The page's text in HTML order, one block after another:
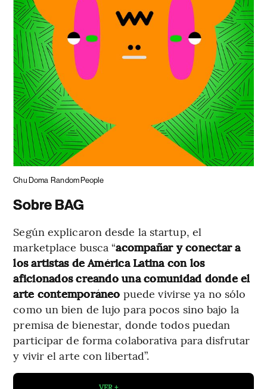
Chu Doma Random People
Sobre BAG
Según explicaron desde la startup, el
marketplace busca “acompañar y conectar a
los artistas de América Latina con los
aficionados creando una comunidad donde el
arte contemporáneo puede vivirse ya no sólo
como un bien de lujo para pocos sino bajo la
premisa de bienestar, donde todos puedan
participar de forma colaborativa para disfrutar
y vivir el arte con libertad”.
VER +